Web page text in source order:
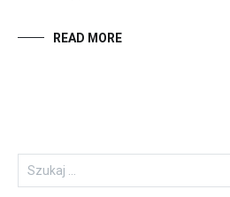
READ MORE